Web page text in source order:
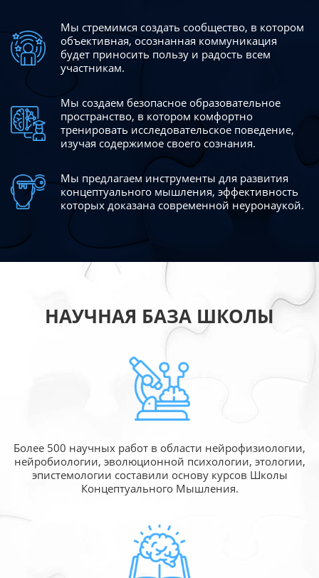
Мы стремимся создать сообщество, в котором
объективная, осознанная коммуникация
будет приносить пользу и радость всем
участникам.
Мы создаем безопасное образовательное
пространство, в котором комфортно
тренировать исследовательское поведение,
изучая содержимое своего сознания.
Мы предлагаем инструменты для развития
концептуального мышления, эффективность
которых доказана современной неуронаукой.
НАУЧНАЯ БАЗА ШКОЛЫ
Более 500 научных работ в области нейрофизиологии,
нейробиологии, эволюционной психологии, этологии,
эпистемологии составили основу курсов Школы
Концептуального Мышления.